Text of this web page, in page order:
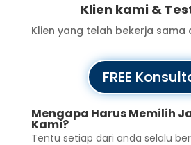
Klien kami &
Klien yang telah bekerja sama
FREE
Mengapa Harus Memilih
Kami?
Tentu setiap dari anda selalu